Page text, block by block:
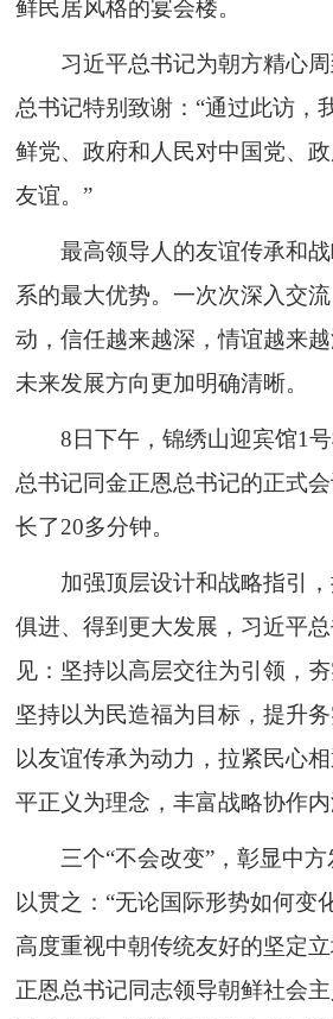
鲜民居风格的宴会楼。
习近平总书记为朝方精心
总书记特别致谢：“通过此访，
鲜党、政府和人民对中国党、
友谊。”
最高领导人的友谊传承和
系的最大优势。一次次深入交
动，信任越来越深，情谊越来
未来发展方向更加明确清晰。
8日下午，锦绣山迎宾馆1
总书记同金正恩总书记的正式
长了20多分钟。
加强顶层设计和战略指引
俱进、得到更大发展，习近平
见：坚持以高层交往为引领，
坚持以为民造福为目标，提升
以友谊传承为动力，拉紧民心
平正义为理念，丰富战略协作内
三个“不会改变”，彰显中
以贯之：“无论国际形势如何变
高度重视中朝传统友好的坚定
正恩总书记同志领导朝鲜社会